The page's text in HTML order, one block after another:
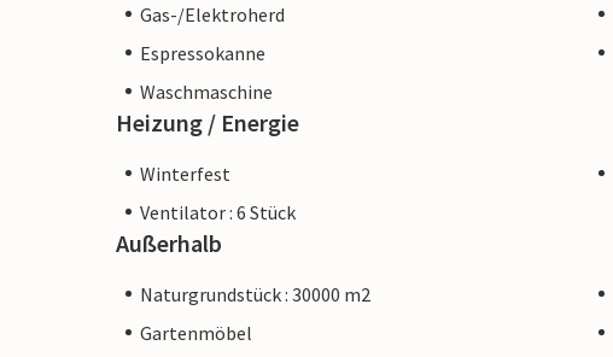
Gas-/Elektroherd
Espressokanne
Waschmaschine
Heizung / Energie
Winterfest
Ventilator : 6 Stück
Außerhalb
Naturgrundstück : 30000 m2
Gartenmöbel